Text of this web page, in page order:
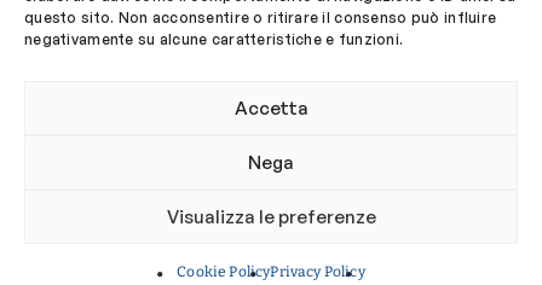
questo sito. Non acconsentire o ritirare il consenso può influire
negativamente su alcune caratteristiche e funzioni.
Accetta
Nega
Visualizza le preferenze
Cookie PolicyPrivacy Policy
Segui OBLA su Accedi a My OBLA
Cookie policy